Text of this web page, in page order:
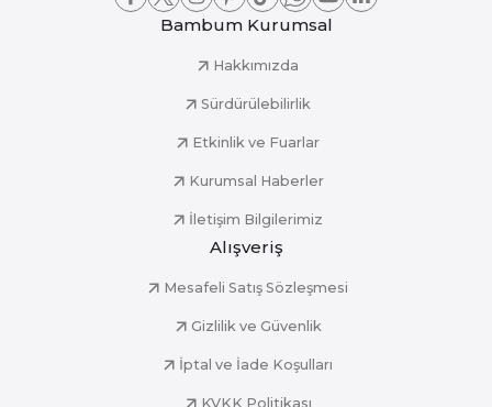
Bambum Kurumsal
Hakkımızda
Sürdürülebilirlik
Etkinlik ve Fuarlar
Kurumsal Haberler
İletişim Bilgilerimiz
Alışveriş
Mesafeli Satış Sözleşmesi
Gizlilik ve Güvenlik
İptal ve İade Koşulları
KVKK Politikası